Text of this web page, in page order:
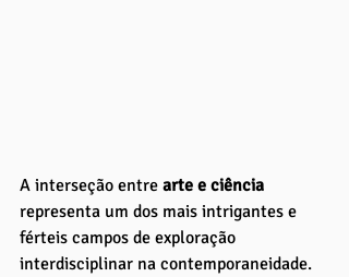
A interseção entre arte e ciência
representa um dos mais intrigantes e
férteis campos de exploração
interdisciplinar na contemporaneidade.